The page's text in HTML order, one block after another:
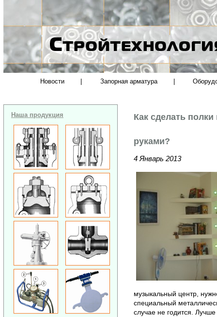
Новости Запорная арматура
Наша продукция Как сделать
руками?
4 Январь 2013
музыкальный центр,
специальный
случае не годится.